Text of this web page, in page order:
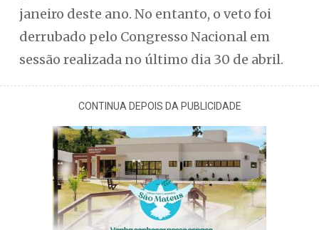
janeiro deste ano. No entanto, o veto foi
derrubado pelo Congresso Nacional em
sessão realizada no último dia 30 de abril.
CONTINUA DEPOIS DA PUBLICIDADE